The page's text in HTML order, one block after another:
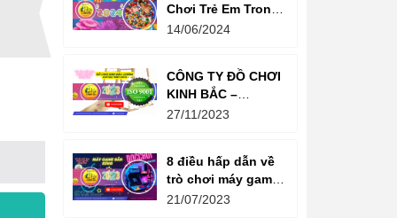
Chơi Trẻ Em Trong
Nhà Như Thế Nào
14/06/2024
CÔNG TY ĐỒ CHƠI
KINH BẮC –
CHỨNG CHỈ ISO
27/11/2023
8 điều hấp dẫn về
trò chơi máy game
bắn súng
21/07/2023